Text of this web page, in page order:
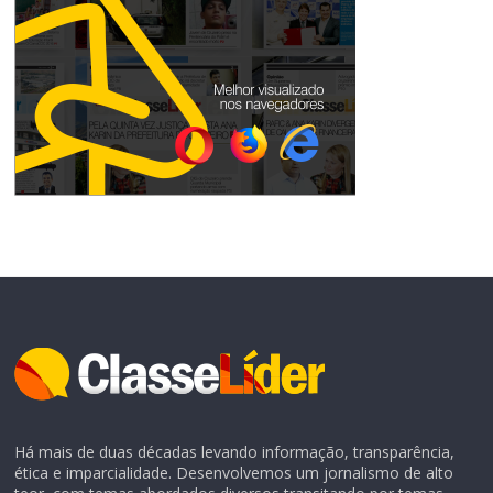
Há mais de duas décadas levando informação, transparência,
ética e imparcialidade. Desenvolvemos um jornalismo de alto